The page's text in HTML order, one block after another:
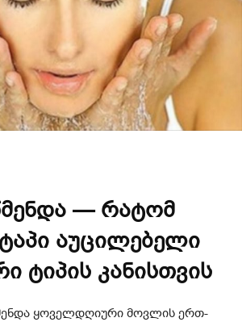
— რატომ
აუცილებელი
ტიპის კანისთვის
ყოველდღიური მოვლის ერთ-